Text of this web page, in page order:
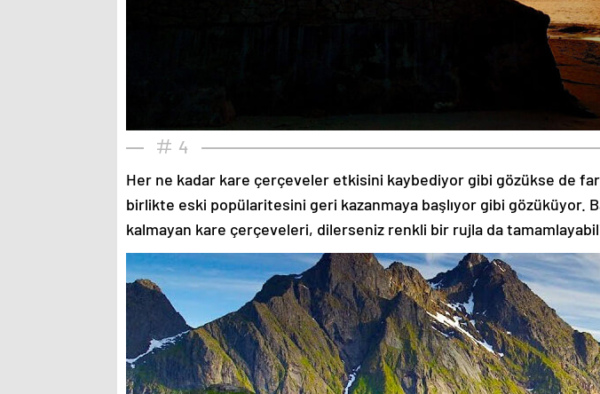
4
Her ne kadar kare çerçeveler etkisini kaybediyor gibi gözükse de
birlikte eski popülaritesini geri kazanmaya başlıyor gibi gözüküyor.
kalmayan kare çerçeveleri, dilerseniz renkli bir rujla da